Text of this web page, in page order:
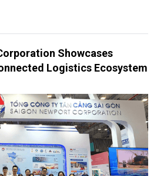
Showcases
Logistics Ecosystem